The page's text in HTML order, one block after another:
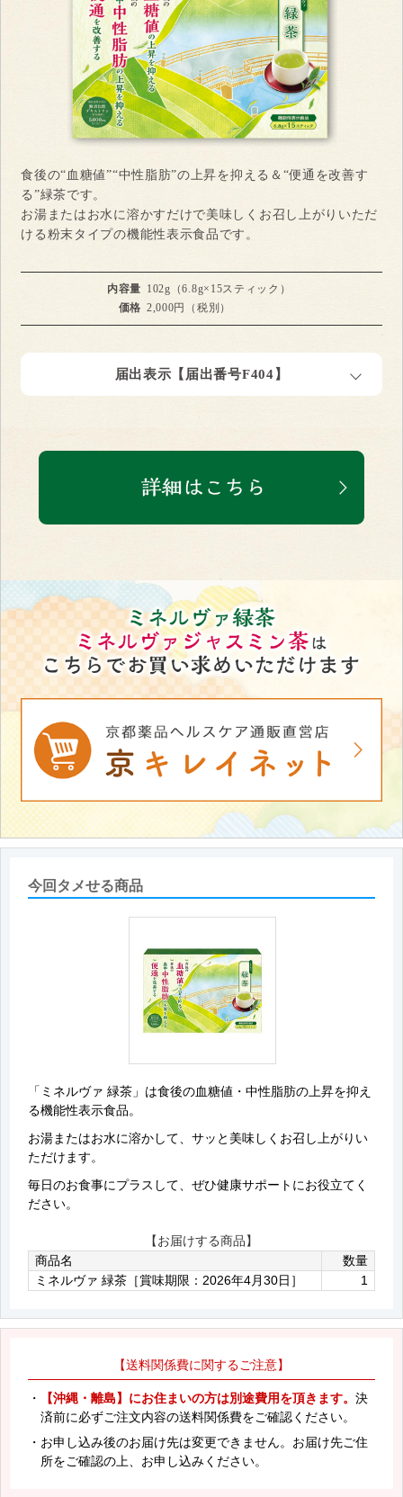
食後の“血糖値”“中性脂肪”の上昇を抑える＆“便通を改善す
る”緑茶です。
お湯またはお水に溶かすだけで美味しくお召し上がりいただ
ける粉末タイプの機能性表示食品です。
内容量 102g（6.8g×15スティック）
価格 2,000円（税別）
届出表示【届出番号F404】
とで、食後の血中中性脂肪や血糖値の上昇を抑えることが報告
す。 本品は食後の血糖値や中性脂肪値が気になる方、おなかの
今回タメせる商品
「ミネルヴァ 緑茶」は食後の血糖値・中性脂肪の上昇を抑え
る機能性表示食品。
お湯またはお水に溶かして、サッと美味しくお召し上がりい
ただけます。
毎日のお食事にプラスして、ぜひ健康サポートにお役立てく
ださい。
【お届けする商品】
商品名
数量
ミネルヴァ 緑茶［賞味期限：2026年4月30日］
1
【送料関係費に関するご注意】
・ 【沖縄・離島】にお住まいの方は別途費用を頂きます。 決
済前に必ずご注文内容の送料関係費をご確認ください。
・お申し込み後のお届け先は変更できません。お届け先ご住
所をご確認の上、お申し込みください。